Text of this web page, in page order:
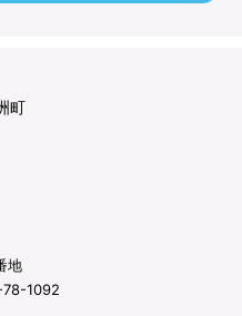
地
1092